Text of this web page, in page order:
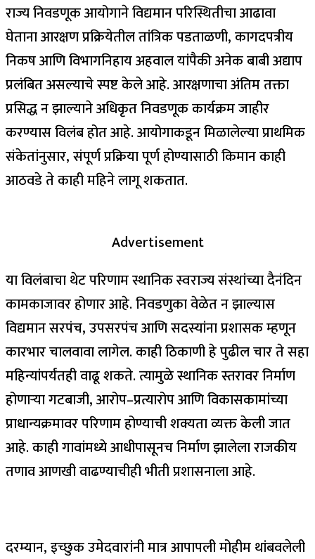
राज्य निवडणूक आयोगाने विद्यमान परिस्थितीचा आढावा
घेताना आरक्षण प्रक्रियेतील तांत्रिक पडताळणी, कागदपत्रीय
निकष आणि विभागनिहाय अहवाल यांपैकी अनेक बाबी अद्याप
प्रलंबित असल्याचे स्पष्ट केले आहे. आरक्षणाचा अंतिम तक्ता
प्रसिद्ध न झाल्याने अधिकृत निवडणूक कार्यक्रम जाहीर
करण्यास विलंब होत आहे. आयोगाकडून मिळालेल्या प्राथमिक
संकेतांनुसार, संपूर्ण प्रक्रिया पूर्ण होण्यासाठी किमान काही
आठवडे ते काही महिने लागू शकतात.
Advertisement
या विलंबाचा थेट परिणाम स्थानिक स्वराज्य संस्थांच्या दैनंदिन
कामकाजावर होणार आहे. निवडणुका वेळेत न झाल्यास
विद्यमान सरपंच, उपसरपंच आणि सदस्यांना प्रशासक म्हणून
कारभार चालवावा लागेल. काही ठिकाणी हे पुढील चार ते सहा
महिन्यांपर्यंतही वाढू शकते. त्यामुळे स्थानिक स्तरावर निर्माण
होणाऱ्या गटबाजी, आरोप–प्रत्यारोप आणि विकासकामांच्या
प्राधान्यक्रमावर परिणाम होण्याची शक्यता व्यक्त केली जात
आहे. काही गावांमध्ये आधीपासूनच निर्माण झालेला राजकीय
तणाव आणखी वाढण्याचीही भीती प्रशासनाला आहे.
दरम्यान, इच्छुक उमेदवारांनी मात्र आपापली मोहीम थांबवलेली